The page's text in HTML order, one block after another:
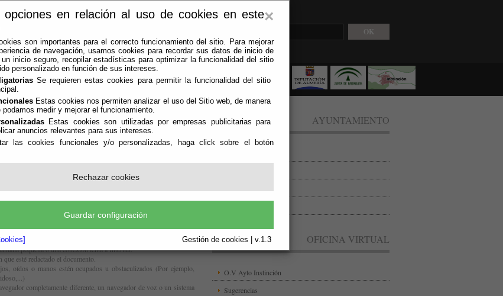
×
opciones en relación al uso de cookies en este
son importantes para el correcto funcionamiento del sitio. Para mejorar
de navegación, usamos cookies para recordar sus datos de inicio de
inicio seguro, recopilar estadísticas para optimizar la funcionalidad del sitio
personalizado en función de sus intereses.
Se requieren estas cookies para permitir la funcionalidad del sitio
Estas cookies nos permiten analizar el uso del Sitio web, de manera
podamos medir y mejorar el funcionamiento.
Estas cookies son utilizadas por empresas publicitarias para
anuncios relevantes para sus intereses.
las cookies funcionales y/o personalizadas, haga click sobre el botón
Rechazar cookies
Guardar configuración
Gestión de cookies | v.1.3
E QUE HACER CUANDO GUÍAS
que emana del World Wide Web Consortium en cuanto a
la accesibilidad de los contenidos de la web.
datan de mayo de 1999 y de su aplicación más o menos estricta
El propio
habla de ellas en estos términos:“Aquellos que
con el diseño de páginas Web, deben tener en cuneta que
al suyo propio:
no ser capaces de procesar algunos tipos de información
texto.
un ratón.
pequeña o una conexión lenta a Internet.
esté redactado el documento.
oídos o manos estén ocupados u obstaculizados (Por ejemplo,
completamente diferente, un navegador de voz o un sistema
AYUNTAMIENTO
OFICINA VIRTUAL
O.V Ayto Instinción
Sugerencias